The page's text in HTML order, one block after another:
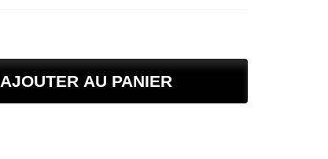
AJOUTER AU PANIER